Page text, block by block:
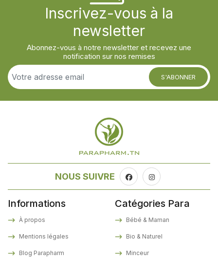
Inscrivez-vous à la
newsletter
Abonnez-vous à notre newsletter et recevez une
notification sur nos remises
S'ABONNER
NOUS SUIVRE
Informations
À propos
Mentions légales
Blog Parapharm
Catégories Para
Bébé & Maman
Bio & Naturel
Minceur